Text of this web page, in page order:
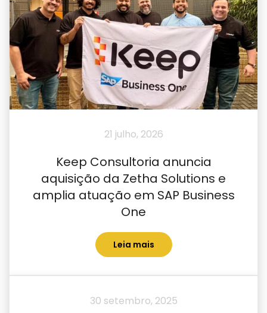
21 julho, 2026
Keep Consultoria anuncia
aquisição da Zetha Solutions e
amplia atuação em SAP Business
One
Leia mais
30 setembro, 2025